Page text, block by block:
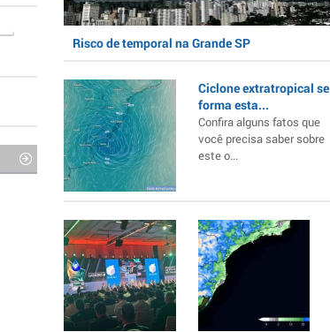
Risco de temporal na Grande SP
Ciclone extratropical se
forma esta...
Confira alguns fatos que
você precisa saber sobre
este o...